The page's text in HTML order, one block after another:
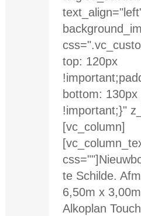
top: 120px
bottom: 130px
!important;}"
[vc_column]
te Schilde.
6,50m x
Alkoplan